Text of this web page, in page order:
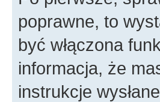
poprawne, to
być włączona
informacja, że
instrukcje